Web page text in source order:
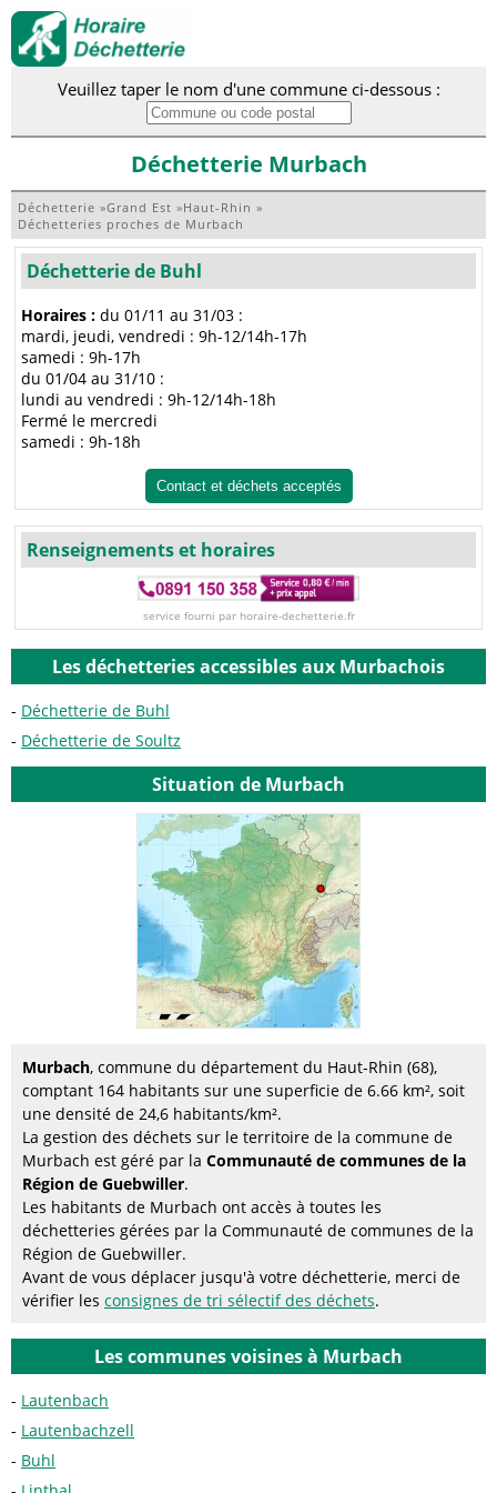
Veuillez taper le nom d'une commune ci-dessous :
Déchetterie Murbach
Déchetterie »Grand Est »Haut-Rhin »
Déchetteries proches de Murbach
Déchetterie de Buhl
Horaires : du 01/11 au 31/03 :
mardi, jeudi, vendredi : 9h-12/14h-17h
samedi : 9h-17h
du 01/04 au 31/10 :
lundi au vendredi : 9h-12/14h-18h
Fermé le mercredi
samedi : 9h-18h
Contact et déchets acceptés
Renseignements et horaires
service fourni par horaire-dechetterie.fr
Les déchetteries accessibles aux Murbachois
Déchetterie de Buhl
Déchetterie de Soultz
Situation de Murbach
Murbach, commune du département du Haut-Rhin (68),
comptant 164 habitants sur une superficie de 6.66 km², soit
une densité de 24,6 habitants/km².
La gestion des déchets sur le territoire de la commune de
Murbach est géré par la Communauté de communes de la
Région de Guebwiller.
Les habitants de Murbach ont accès à toutes les
déchetteries gérées par la Communauté de communes de la
Région de Guebwiller.
Avant de vous déplacer jusqu'à votre déchetterie, merci de
vérifier les consignes de tri sélectif des déchets.
Les communes voisines à Murbach
Lautenbach
Lautenbachzell
Buhl